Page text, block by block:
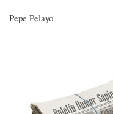
Pepe Pelayo